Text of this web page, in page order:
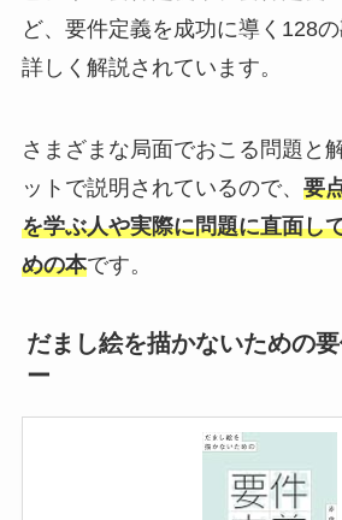
ど、要件定義を成功に導く128
詳しく解説されています。
さまざまな局面でおこる問題と
ットで説明されているので、 要
を学ぶ人や実際に問題に直面し
めの本です。
だまし絵を描かないための
ー